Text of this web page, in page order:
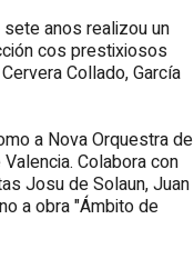
anos realizou un
cos prestixiosos
Collado, García
a Nova Orquestra de
Colabora con
Josu de Solaun, Juan
a obra "Ámbito de